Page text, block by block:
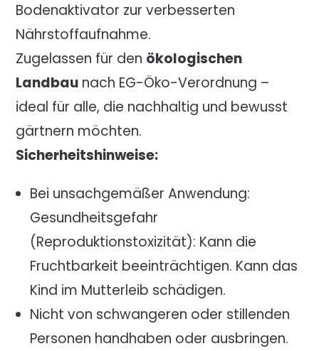
Bodenaktivator zur verbesserten
Nährstoffaufnahme.
Zugelassen für den ökologischen
Landbau nach EG-Öko-Verordnung –
ideal für alle, die nachhaltig und bewusst
gärtnern möchten.
Sicherheitshinweise:
Bei unsachgemäßer Anwendung:
Gesundheitsgefahr
(Reproduktionstoxizität): Kann die
Fruchtbarkeit beeinträchtigen. Kann das
Kind im Mutterleib schädigen.
Nicht von schwangeren oder stillenden
Personen handhaben oder ausbringen.